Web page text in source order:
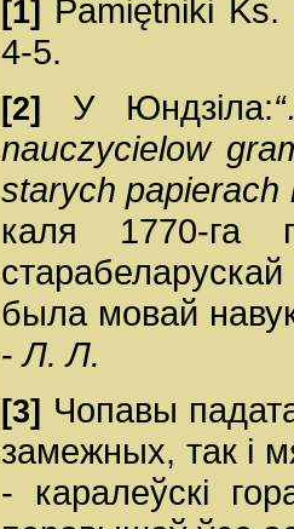
[1] Pamiętniki Ks.
4-5.
[2] У Юндзіла:
nauczycielow
starych papierach
каля 1770-га
была мовай
-Л. Л.
[3] Чопавы
замежных, так і
- каралеўскі